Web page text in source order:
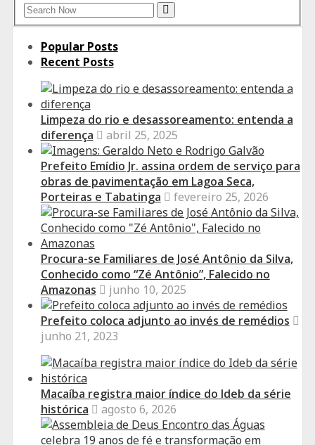
Search
for:
Search
Popular Posts
Recent Posts
Limpeza do rio e desassoreamento: entenda a
diferença
abril 25, 2025
Prefeito Emídio Jr. assina ordem de serviço para
obras de pavimentação em Lagoa Seca,
Porteiras e Tabatinga
fevereiro 25, 2026
Procura-se Familiares de José Antônio da Silva,
Conhecido como “Zé Antônio”, Falecido no
Amazonas
junho 10, 2025
Prefeito coloca adjunto ao invés de remédios
junho 21, 2023
Macaíba registra maior índice do Ideb da série
histórica
agosto 6, 2026